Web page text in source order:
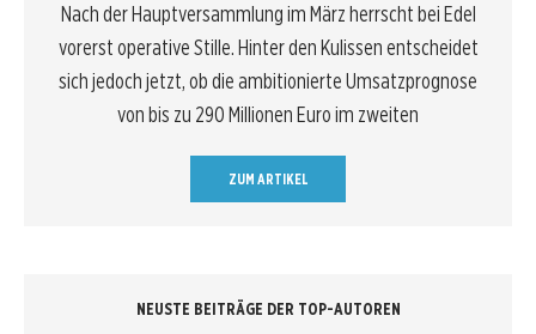
Nach der Hauptversammlung im März herrscht bei Edel
vorerst operative Stille. Hinter den Kulissen entscheidet
sich jedoch jetzt, ob die ambitionierte Umsatzprognose
von bis zu 290 Millionen Euro im zweiten
ZUM ARTIKEL
NEUSTE BEITRÄGE DER TOP-AUTOREN